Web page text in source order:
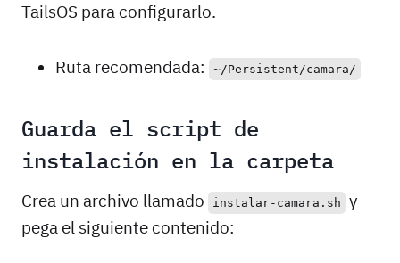
TailsOS para configurarlo.
Ruta recomendada: ~/Persistent/camara/
Guarda el script de
instalación en la carpeta
Crea un archivo llamado instalar-camara.sh
y
pega el siguiente contenido: